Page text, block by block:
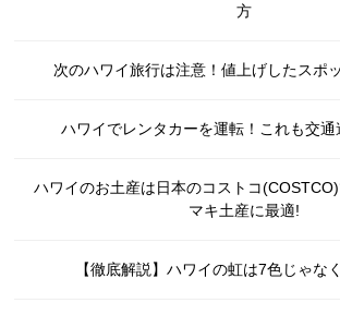
方
次のハワイ旅行は注意！値上げしたスポ
ハワイでレンタカーを運転！これも交通
ハワイのお土産は日本のコストコ
マキ土産に最適!
【徹底解説】ハワイの虹は7色じゃな